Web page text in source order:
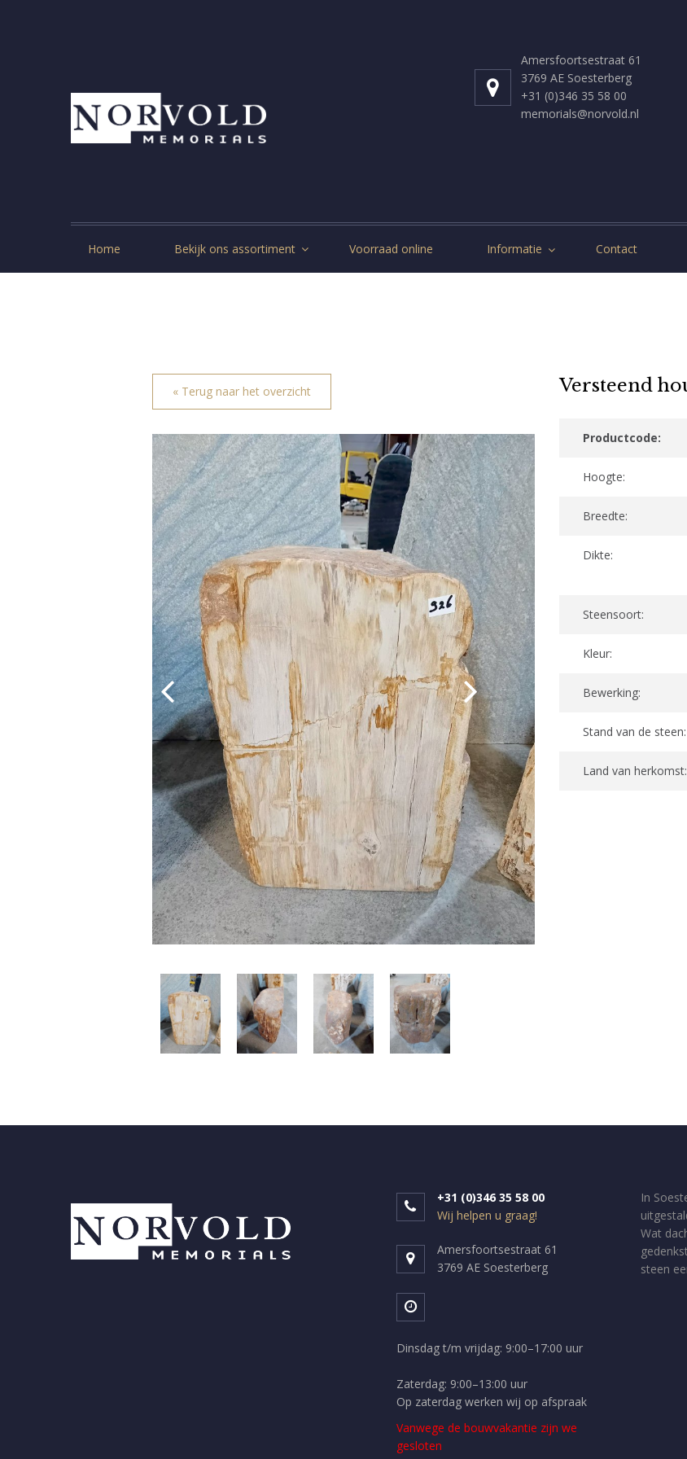
Amersfoortsestraat 61
3769 AE Soesterberg
+31 (0)346 35 58 00
memorials@norvold.nl
Home Bekijk ons assortiment Voorraad online Informatie Contact
« Terug naar het overzicht Versteend
Productcode:
Hoogte:
Breedte:
Dikte:
Steensoort:
Kleur:
Bewerking:
Stand van de steen:
Land van herkomst:
+31 (0)346 35 58 00
Wij helpen u graag!
Amersfoortsestraat 61
3769 AE Soesterberg
Dinsdag t/m vrijdag: 9:00–17:00 uur
Zaterdag: 9:00–13:00 uur
Op zaterdag werken wij op afspraak
Vanwege de bouwvakantie zijn we
gesloten
In
Wat
steen